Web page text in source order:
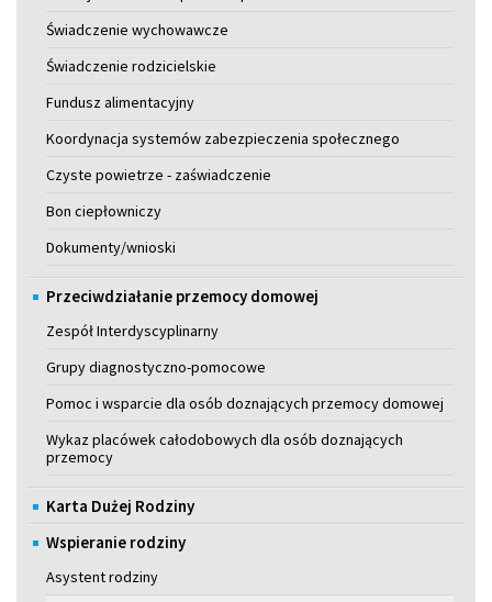
Świadczenie wychowawcze
Świadczenie rodzicielskie
Fundusz alimentacyjny
Koordynacja systemów zabezpieczenia społecznego
Czyste powietrze - zaświadczenie
Bon ciepłowniczy
Dokumenty/wnioski
Przeciwdziałanie przemocy domowej
Zespół Interdyscyplinarny
Grupy diagnostyczno-pomocowe
Pomoc i wsparcie dla osób doznających przemocy domowej
Wykaz placówek całodobowych dla osób doznających
przemocy
Karta Dużej Rodziny
Wspieranie rodziny
Asystent rodziny